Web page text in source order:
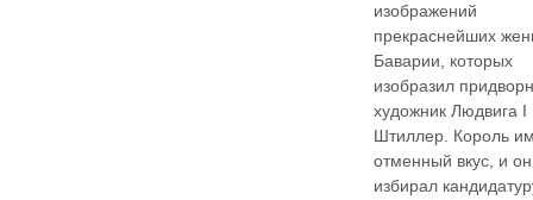
изображений
прекраснейших
Баварии, которых
изобразил
художник Людвига I
Штиллер. Король
отменный вкус, и
избирал